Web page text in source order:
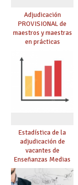
Adjudicación
PROVISIONAL de
maestros y maestras
en prácticas
Estadística de la
adjudicación de
vacantes de
Enseñanzas Medias
para el curso 26/27